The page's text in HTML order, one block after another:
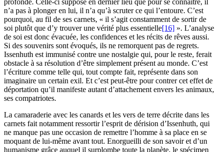
profonde. Celle-ci suppose en dernier lieu que pour se connaître, il
n’a pas à plonger en lui, il n’a qu’à scruter ce qui l’entoure. C’est
pourquoi, au fil de ses carnets, « il s’agit constamment de sortir de
soi plutôt que d’y trouver une vérité plus essentielle[16] ». L’analyse
de soi est donc évacuée, les confidences et les récits de rêves aussi.
Si des souvenirs sont évoqués, ils ne remorquent pas de regrets.
Issenhuth est immunisé contre une nostalgie qui, pour le reste, ferait
obstacle à sa résolution d’être simplement présent au monde. C’est
l’écriture comme telle qui, tout compte fait, représente dans son
imaginaire un certain exil. Et c’est peut-être pour contrer cet effet de
déportation qu’il manifeste autant d’attachement envers les animaux,
ses compatriotes.
La camaraderie avec les canards et les vers de terre décrite dans les
carnets fait notamment ressortir l’esprit de dérision d’Issenhuth, qui
ne manque pas une occasion de remettre l’homme à sa place en se
moquant de lui-même avant tout. Enorgueilli de son savoir et d’un
humanisme grâce auquel il surplombe toute la planète, le spécimen